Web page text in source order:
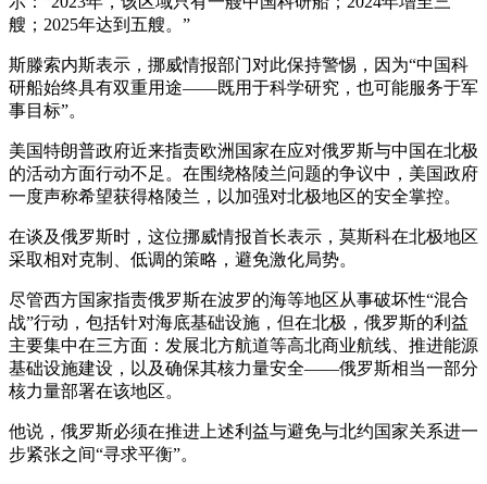
艘；2025年达到五艘。”
斯滕索内斯表示，挪威情报部门对此保持警惕，因为“中国科
研船始终具有双重用途——既用于科学研究，也可能服务于军
事目标”。
美国特朗普政府近来指责欧洲国家在应对俄罗斯与中国在北极
的活动方面行动不足。在围绕格陵兰问题的争议中，美国政府
一度声称希望获得格陵兰，以加强对北极地区的安全掌控。
在谈及俄罗斯时，这位挪威情报首长表示，莫斯科在北极地区
采取相对克制、低调的策略，避免激化局势。
尽管西方国家指责俄罗斯在波罗的海等地区从事破坏性“混合
战”行动，包括针对海底基础设施，但在北极，俄罗斯的利益
主要集中在三方面：发展北方航道等高北商业航线、推进能源
基础设施建设，以及确保其核力量安全——俄罗斯相当一部分
核力量部署在该地区。
他说，俄罗斯必须在推进上述利益与避免与北约国家关系进一
步紧张之间“寻求平衡”。